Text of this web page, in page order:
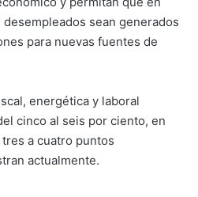
sean generados
para nuevas fuentes de
energética y laboral
cinco al seis por ciento, en
a cuatro puntos
actualmente.